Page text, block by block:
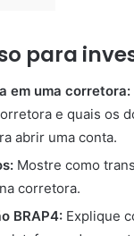
para
em uma corretora:
e quais os
abrir uma conta.
Mostre como
corretora.
BRAP4: Explique